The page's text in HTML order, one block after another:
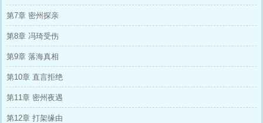
第7章 密州探亲
第8章 冯琦受伤
第9章 落海真相
第10章 直言拒绝
第11章 密州夜遇
第12章 打架缘由